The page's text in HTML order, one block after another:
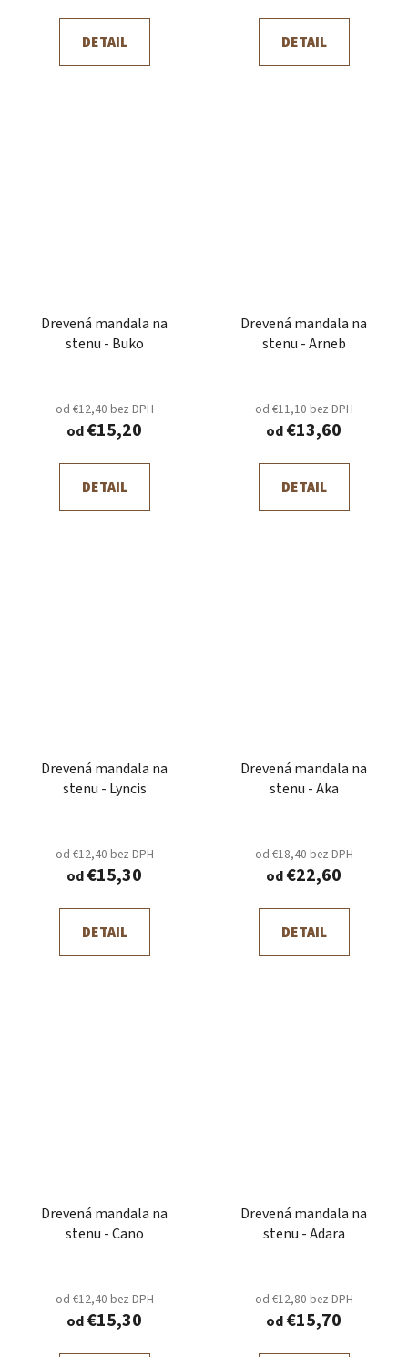
DETAIL DETAIL
Drevená mandala na
stenu - Buko
od €12,40 bez DPH
od€15,20
DETAIL
Drevená mandala na
stenu - Arneb
od €11,10 bez DPH
od€13,60
DETAIL
Drevená mandala na
stenu - Lyncis
od €12,40 bez DPH
od€15,30
DETAIL
Drevená mandala na
stenu - Aka
od €18,40 bez DPH
od€22,60
DETAIL
Drevená mandala na
stenu - Cano
od €12,40 bez DPH
od€15,30
Drevená mandala na
stenu - Adara
od €12,80 bez DPH
od€15,70